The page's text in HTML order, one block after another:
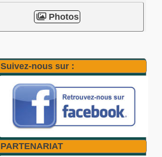
Photos
Suivez-nous sur :
PARTENARIAT